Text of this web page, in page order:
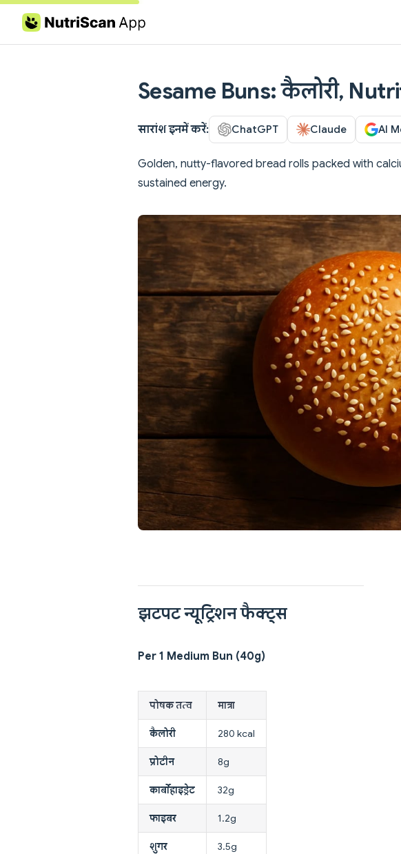
Skip to content
Sesame Buns: कैलोरी,
सारांश इनमें करें: ChatGPT Claude AI
Golden, nutty-flavored bread rolls packed with
sustained energy.
झटपट न्यूट्रिशन फैक्ट्स
Per 1 Medium Bun (40g)
पोषक तत्व मात्रा
कैलोरी 280 kcal
प्रोटीन 8g
कार्बोहाइड्रेट 32g
फाइबर 1.2g
शुगर 3.5g